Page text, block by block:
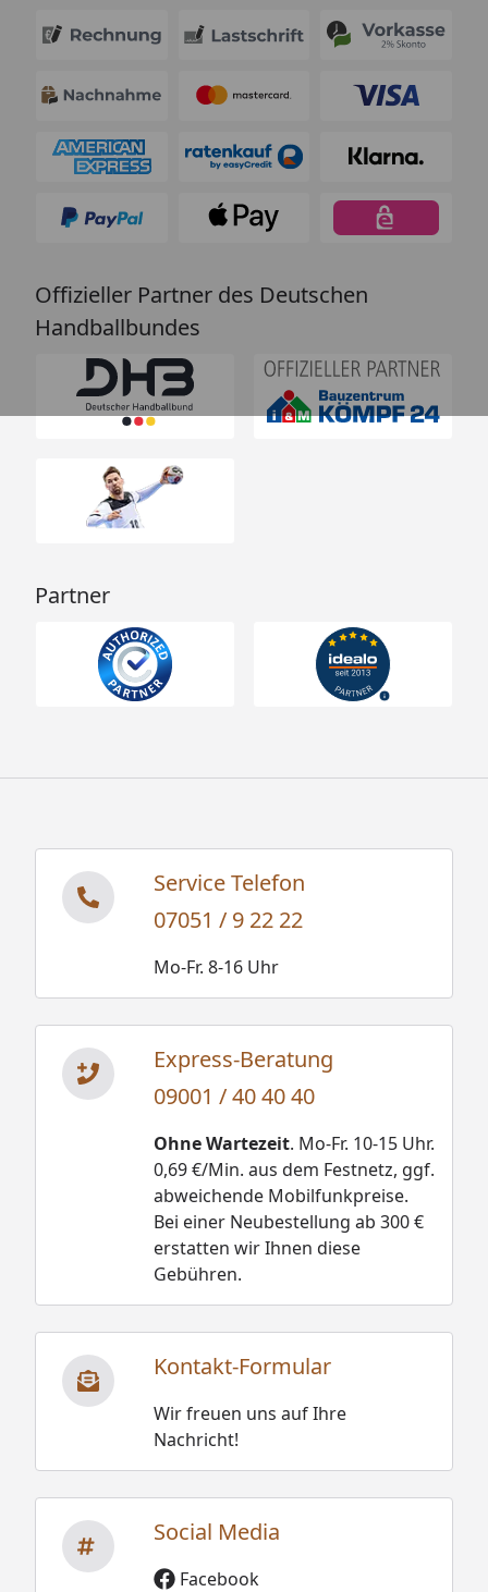
Offizieller Partner des Deutschen
Handballbundes
Partner
Service Telefon
07051 / 9 22 22
Mo-Fr. 8-16 Uhr
Express-Beratung
09001 / 40 40 40
Ohne Wartezeit. Mo-Fr. 10-15 Uhr.
0,69 €/Min. aus dem Festnetz, ggf.
abweichende Mobilfunkpreise.
Bei einer Neubestellung ab 300 €
erstatten wir Ihnen diese
Gebühren.
Kontakt-Formular
Wir freuen uns auf Ihre
Nachricht!
Social Media
Facebook